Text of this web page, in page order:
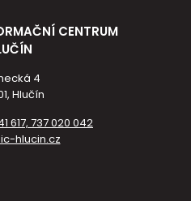
CENTRUM
4
Hlučín
617, 737 020 042
hlucin.cz